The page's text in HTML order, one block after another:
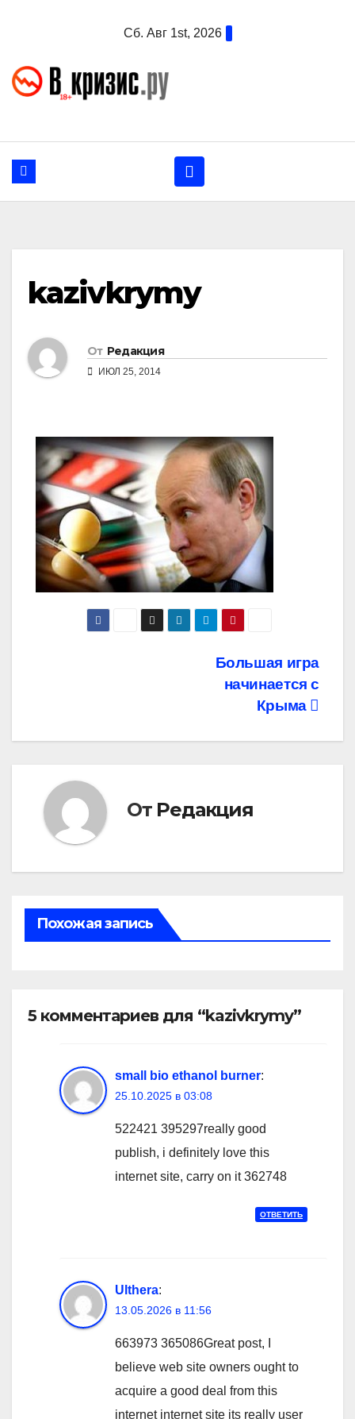
Сб. Авг 1st, 2026
kazivkrymy
От Редакция
ИЮЛ 25, 2014
записям
Большая игра
начинается с
Крыма
От Редакция
Похожая запись
5 комментариев для “kazivkrymy”
small bio ethanol burner:
25.10.2025 в 03:08
522421 395297really good
publish, i definitely love this
internet site, carry on it 362748
ОТВЕТИТЬ
Ulthera:
13.05.2026 в 11:56
663973 365086Great post, I
believe web site owners ought to
acquire a good deal from this
internet internet site its really user